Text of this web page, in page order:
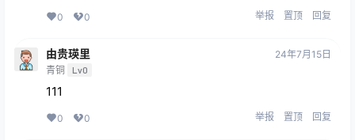
0 0 举报 置顶 回复
由贵瑛里
青铜 Lv0
24年7月15日
111
0 0 举报 置顶 回复